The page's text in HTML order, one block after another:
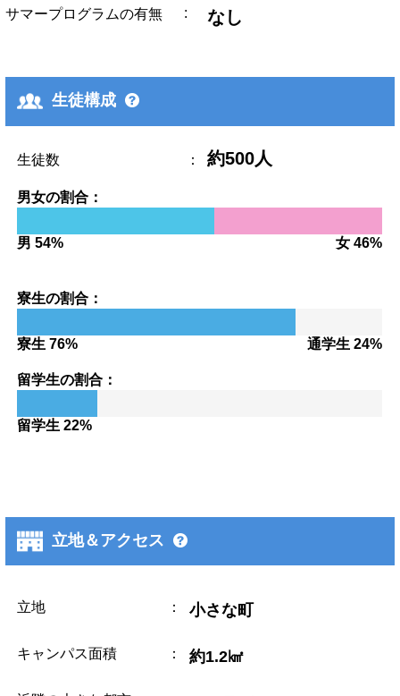
サマープログラムの有無 : なし
生徒構成
生徒数 ： 約500人
男女の割合：
男 54% 女 46%
寮生の割合：
寮生 76% 通学生 24%
留学生の割合：
留学生 22%
立地＆アクセス
立地 ： 小さな町
キャンパス面積 ： 約1.2㎢